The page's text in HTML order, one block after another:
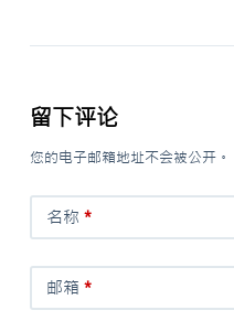
留下评论
您的电子邮箱地址不会被公开。
名称 *
邮箱 *